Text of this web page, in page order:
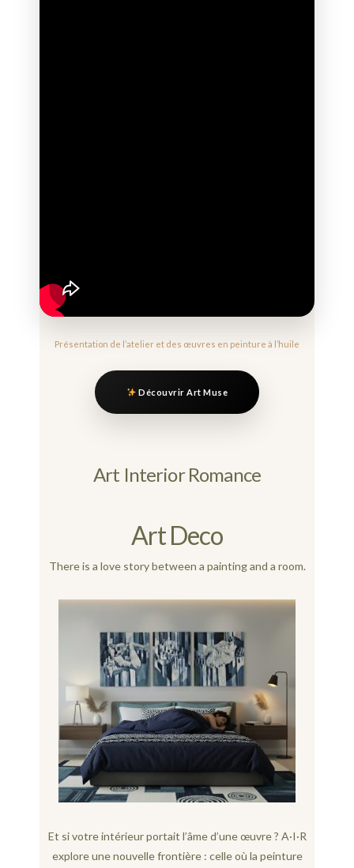
Présentation de l’atelier et des œuvres en peinture à l’huile
Découvrir Art Muse
Art Interior Romance
Art Deco
There is a love story between a painting and a room.
Et si votre intérieur portait l’âme d’une œuvre ? A·I·R
explore une nouvelle frontière : celle où la peinture